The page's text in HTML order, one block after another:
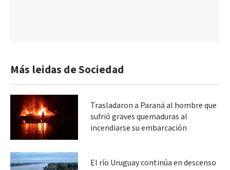
Más leidas de Sociedad
Trasladaron a Paraná al hombre que
sufrió graves quemaduras al
incendiarse su embarcación
El río Uruguay continúa en descenso